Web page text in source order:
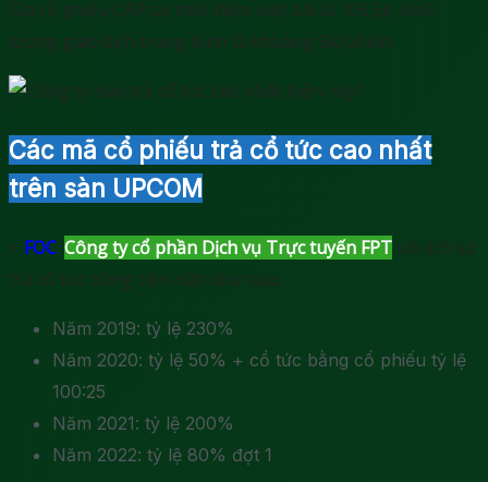
Giá cổ phiếu CAP tại thời điểm viết bài là 106,5k, khối
lượng giao dịch trung bình là khoảng 5k/phiên.
Các mã cổ phiếu trả cổ tức cao nhất
trên sàn UPCOM
+ FOC: Công ty cổ phần Dịch vụ Trực tuyến FPT với lịch sử
trả cổ tức bằng tiền mặt như sau:
Năm 2019: tỷ lệ 230%
Năm 2020: tỷ lệ 50% + cổ tức bằng cổ phiếu tỷ lệ
100:25
Năm 2021: tỷ lệ 200%
Năm 2022: tỷ lệ 80% đợt 1